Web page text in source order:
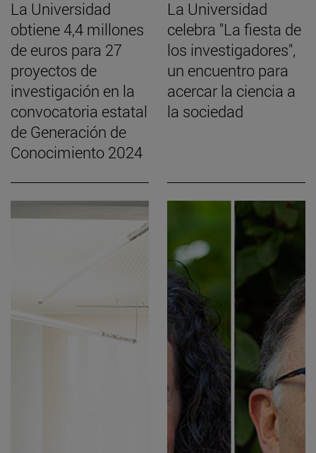
La Universidad
obtiene 4,4 millones
de euros para 27
proyectos de
investigación en la
convocatoria estatal
de Generación de
Conocimiento 2024
La Universidad
celebra "La fiesta de
los investigadores",
un encuentro para
acercar la ciencia a
la sociedad